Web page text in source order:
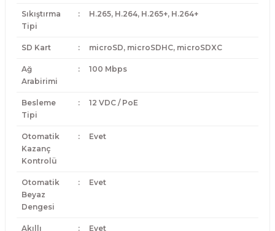
Sıkıştırma
Tipi
: H.265, H.264, H.265+, H.264+
SD Kart : microSD, microSDHC, microSDXC
Ağ
Arabirimi
: 100 Mbps
Besleme
Tipi
: 12 VDC / PoE
Otomatik
Kazanç
Kontrolü
: Evet
Otomatik
Beyaz
Dengesi
: Evet
Akıllı
: Evet